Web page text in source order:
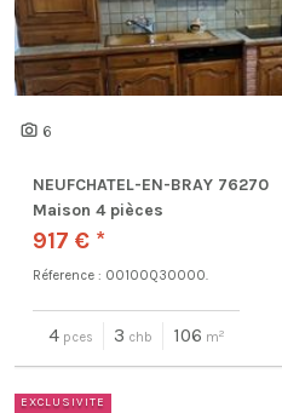
6
NEUFCHATEL-EN-BRAY 76270
Maison 4 pièces
917 € *
Réference : 00100Q30000.
4 pces 3 chb 106 m2